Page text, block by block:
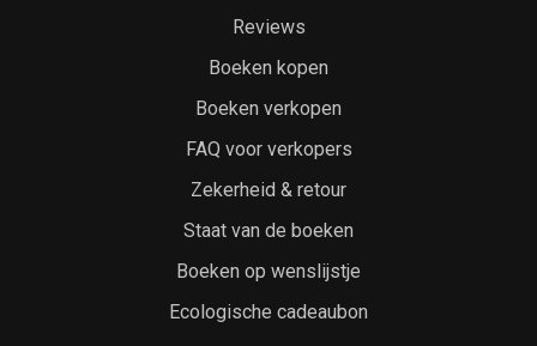
Reviews
Boeken kopen
Boeken verkopen
FAQ voor verkopers
Zekerheid & retour
Staat van de boeken
Boeken op wenslijstje
Ecologische cadeaubon